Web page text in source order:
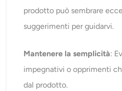
prodotto può sembrare
suggerimenti per guidarvi.
Mantenere la semplicità:
impegnativi o opprimenti
dal prodotto.